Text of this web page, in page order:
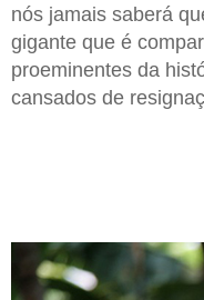
nós jamais saberá
gigante que é
proeminentes da
cansados de